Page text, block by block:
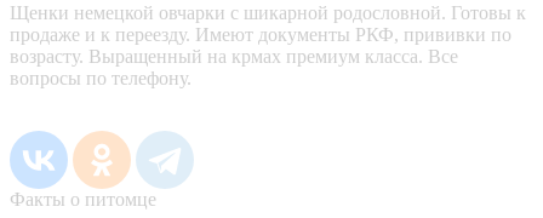
Щенки немецкой овчарки с шикарной родословной. Готовы к
продаже и к переезду. Имеют документы РКФ, прививки по
возрасту. Выращенный на крмах премиум класса. Все
вопросы по телефону.
Факты о питомце